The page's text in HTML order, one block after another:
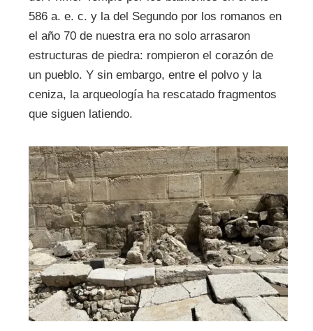
586 a. e. c. y la del Segundo por los romanos en
el año 70 de nuestra era no solo arrasaron
estructuras de piedra: rompieron el corazón de
un pueblo. Y sin embargo, entre el polvo y la
ceniza, la arqueología ha rescatado fragmentos
que siguen latiendo.